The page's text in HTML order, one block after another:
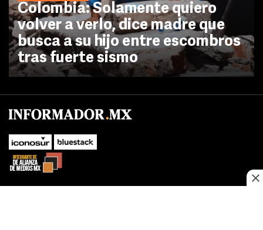
Colombia: Solamente quiero
volver a verlo, dice madre que
busca a su hijo entre escombros
tras fuerte sismo